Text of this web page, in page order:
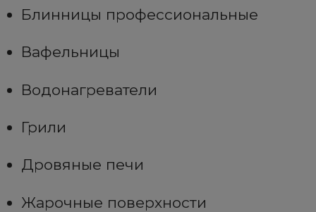
Блинницы профессиональные
Вафельницы
Водонагреватели
Грили
Дровяные печи
Жарочные поверхности